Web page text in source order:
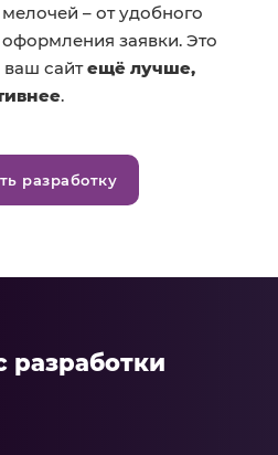
– от удобного
заявки. Это
ваш сайтещё лучше,
.
разработку
разработки